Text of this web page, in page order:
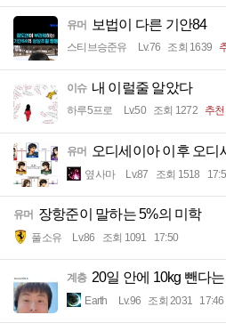
유머 보법이 다른 기안84
스티브승준유 Lv.76 조회 1639
이슈 내 이럴줄 알았다
하루5프로 Lv.50 조회 1272 추
유머 오디세이아 이후 오디
옆사마 Lv.87 조회 1518
유머 장항준이 말하는 5%의 미학
풀소유 Lv.86 조회 1091 17:50
계층 20일 안에 10kg 뺀다
Earth Lv.96 조회 2031 17:46